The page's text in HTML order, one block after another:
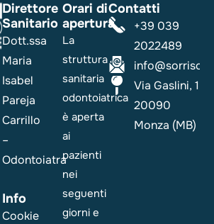
Direttore
Sanitario
Dott.ssa
Maria
Isabel
Pareja
Carrillo
–
Odontoiatra
Info
Cookie
Orari di
apertura
La
struttura
sanitaria
odontoiatrica
è aperta
ai
pazienti
nei
seguenti
giorni e
Contatti
+39 039
2022489
Via Gaslini, 1
20090
Monza (MB)